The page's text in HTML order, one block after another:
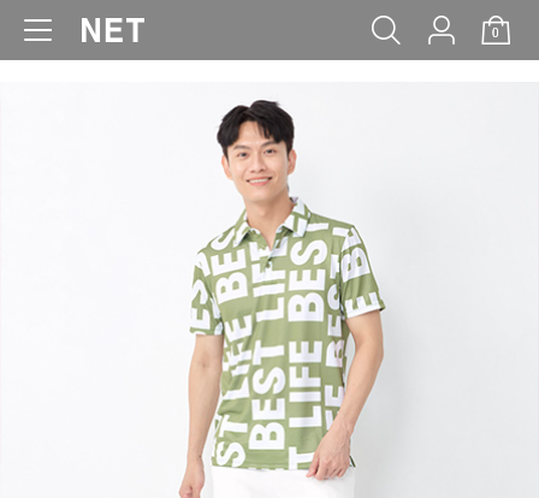
0
WOMEN MEN KIDS BABY